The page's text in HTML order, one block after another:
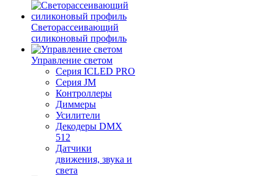
Светорассеивающий
силиконовый профиль
Управление светом
Серия ICLED PRO
Серия JM
Контроллеры
Диммеры
Усилители
Декодеры DMX
512
Датчики
движения, звука и
света